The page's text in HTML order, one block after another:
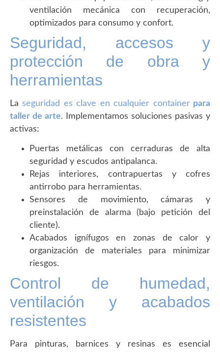
ventilación mecánica con recuperación,
optimizados para consumo y confort.
Seguridad, accesos y
protección de obra y
herramientas
La seguridad es clave en cualquier containerpara
taller de arte. Implementamos soluciones pasivas y
activas:
Puertas metálicas con cerraduras de alta
seguridad y escudos antipalanca.
Rejas interiores, contrapuertas y cofres
antirrobo para herramientas.
Sensores de movimiento, cámaras y
preinstalación de alarma (bajo petición del
cliente).
Acabados ignífugos en zonas de calor y
organización de materiales para minimizar
riesgos.
Control de humedad,
ventilación y acabados
resistentes
Para pinturas, barnices y resinas es esencial